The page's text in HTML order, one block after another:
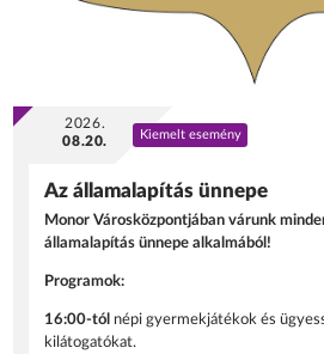
2026.
08.20.
Kiemelt esemény
Az államalapítás ünnepe
Monor Városközpontjában várunk
államalapítás ünnepe alkalmából!
Programok:
16:00-tól népi gyermekjátékok és
kilátogatókat.